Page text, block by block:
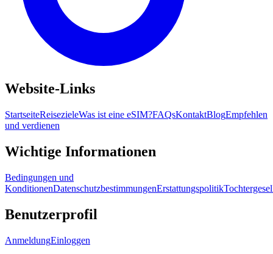
Website-Links
StartseiteReisezieleWas ist eine eSIM?FAQsKontaktBlogEmpfehlen
und verdienen
Wichtige Informationen
Bedingungen und
KonditionenDatenschutzbestimmungenErstattungspolitik
Benutzerprofil
AnmeldungEinloggen